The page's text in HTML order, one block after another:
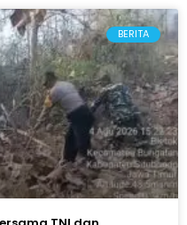
BERITA